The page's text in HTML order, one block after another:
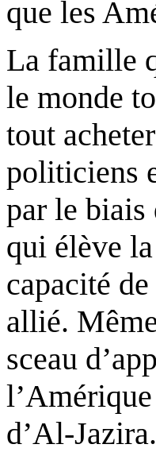
que les
La famille
le monde
tout
politiciens
par le biais
qui élève
capacité
allié.
sceau
d’Al-Jazira.